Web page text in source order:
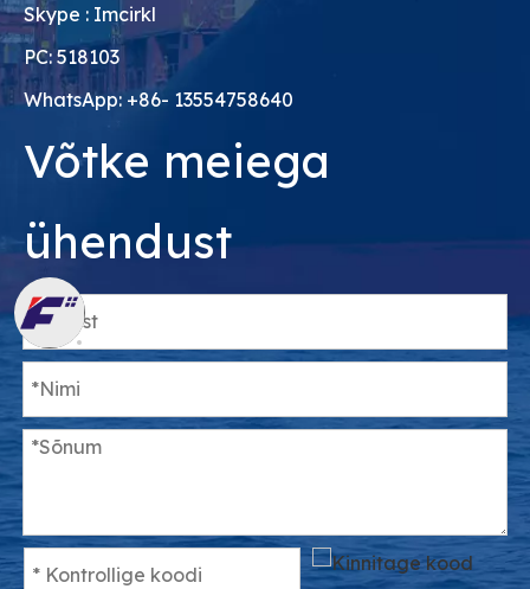
Skype : Imcirkl
PC: 518103
WhatsApp: +86- 13554758640
Võtke meiega
ühendust